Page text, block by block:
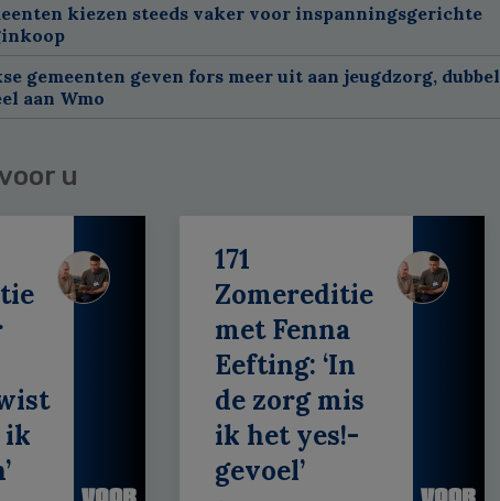
kiezen steeds vaker voor inspanningsgerichte
gemeenten geven fors meer uit aan jeugdzorg, dubbel
aan Wmo
u
ik
171
Zomereditie
met Fenna
Eefting: ‘In
de zorg mis
ik het yes!-
gevoel’